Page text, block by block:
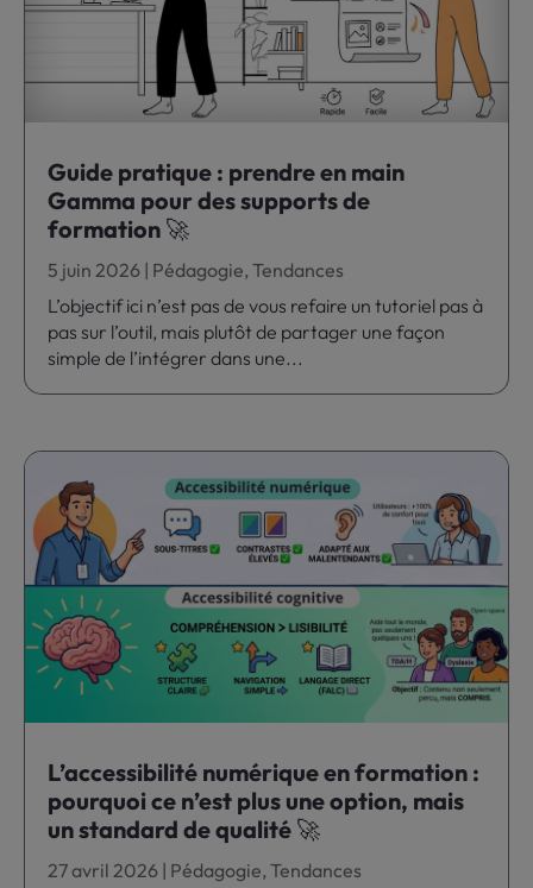
Guide pratique : prendre en main
Gamma pour des supports de
formation 🚀
5 juin 2026 | Pédagogie,Tendances
L’objectif ici n’est pas de vous refaire un tutoriel pas à
pas sur l’outil, mais plutôt de partager une façon
simple de l’intégrer dans une...
L’accessibilité numérique en formation :
pourquoi ce n’est plus une option, mais
un standard de qualité 🚀
27 avril 2026 | Pédagogie,Tendances